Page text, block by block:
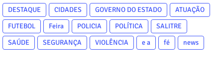
DESTAQUE CIDADES GOVERNO DO ESTADO
ATUAÇÃO
FUTEBOL
Feira POLICIA POLÍTICA
SALITRE
SAÚDE
SEGURANÇA VIOLÊNCIA e a fé news